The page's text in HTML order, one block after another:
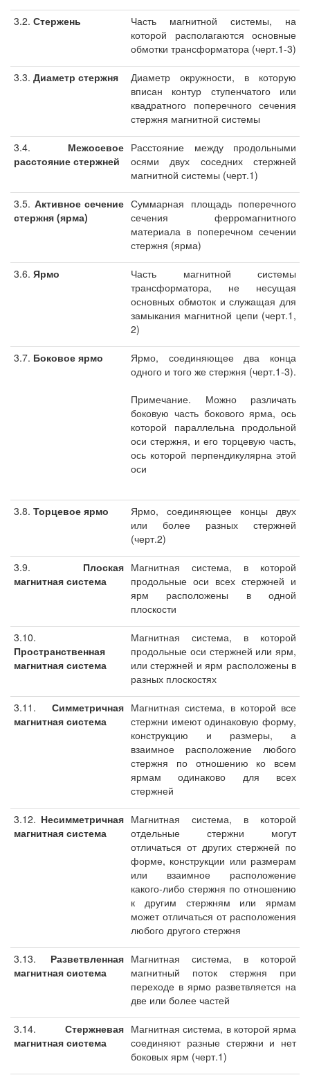
3.2. Стержень
Часть магнитной системы, на
которой располагаются основные
обмотки трансформатора (черт.1-3)
3.3. Диаметр стержня
Диаметр окружности, в которую
вписан контур ступенчатого или
квадратного поперечного сечения
стержня магнитной системы
3.4. Межосевое
расстояние стержней
Расстояние между продольными
осями двух соседних стержней
магнитной системы (черт.1)
3.5. Активное сечение
стержня (ярма)
Суммарная площадь поперечного
сечения ферромагнитного
материала в поперечном сечении
стержня (ярма)
3.6. Ярмо
Часть магнитной системы
трансформатора, не несущая
основных обмоток и служащая для
замыкания магнитной цепи (черт.1,
2)
3.7. Боковое ярмо
Ярмо, соединяющее два конца
одного и того же стержня (черт.1-3).
Примечание. Можно различать
боковую часть бокового ярма, ось
которой параллельна продольной
оси стержня, и его торцевую часть,
ось которой перпендикулярна этой
оси
3.8. Торцевое ярмо
Ярмо, соединяющее концы двух
или более разных стержней
(черт.2)
3.9. Плоская
магнитная система
Магнитная система, в которой
продольные оси всех стержней и
ярм расположены в одной
плоскости
3.10.
Пространственная
магнитная система
Магнитная система, в которой
продольные оси стержней или ярм,
или стержней и ярм расположены в
разных плоскостях
3.11. Симметричная
магнитная система
Магнитная система, в которой все
стержни имеют одинаковую форму,
конструкцию и размеры, а
взаимное расположение любого
стержня по отношению ко всем
ярмам одинаково для всех
стержней
3.12. Несимметричная
магнитная система
Магнитная система, в которой
отдельные стержни могут
отличаться от других стержней по
форме, конструкции или размерам
или взаимное расположение
какого-либо стержня по отношению
к другим стержням или ярмам
может отличаться от расположения
любого другого стержня
3.13. Разветвленная
магнитная система
Магнитная система, в которой
магнитный поток стержня при
переходе в ярмо разветвляется на
две или более частей
3.14. Стержневая
магнитная система
Магнитная система, в которой ярма
соединяют разные стержни и нет
боковых ярм (черт.1)